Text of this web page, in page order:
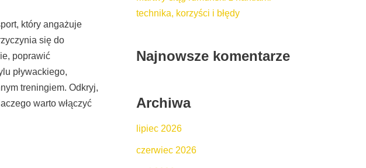
który angażuje
się do
poprawić
pływackiego,
treningiem. Odkryj,
warto włączyć
technika, korzyści i błędy
Najnowsze komentarze
Archiwa
lipiec 2026
czerwiec 2026